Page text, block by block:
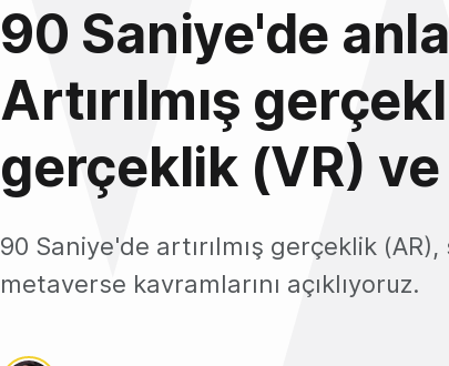
90 Saniye'de
Artırılmış
gerçeklik (VR)
90 Saniye'de artırılmış gerçeklik
metaverse kavramlarını açıklıyoruz.